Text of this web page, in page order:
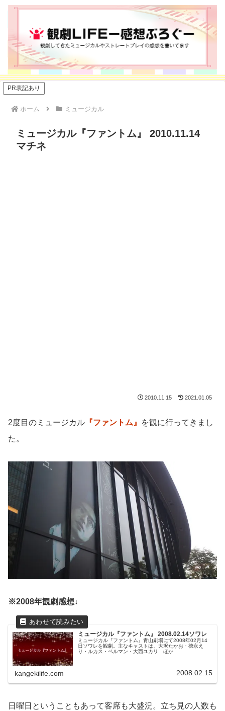
PR表記あり
ホーム ミュージカル
ミュージカル『ファントム』 2010.11.14
マチネ
2010.11.15 2021.01.05
2度目のミュージカル 『ファントム』
を観に行ってきまし
た。
※2008年観劇感想↓
ミュージカル『ファントム』 2008.02.14ソワレ
ミュージカル『ファントム』青山劇場にて2008年02月14
日ソワレを観劇。主なキャストは、大沢たかお・徳永え
り・ルカス・ペルマン・大西ユカリ ほか
kangekilife.com 2008.02.15
日曜日ということもあって客席も大盛況。立ち見の人数も